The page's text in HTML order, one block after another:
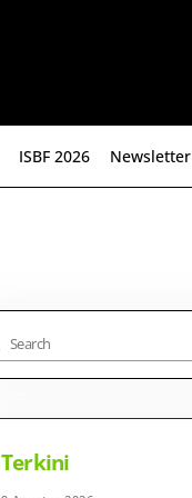
ISBF 2026 Newsletter
Terkini